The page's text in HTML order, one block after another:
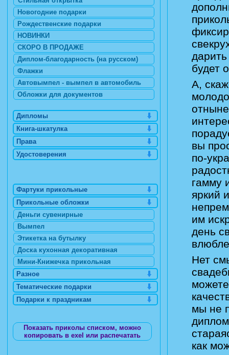
будет
А,
вы
по-
гамму
яркий
им
день
Нет
мы не
как
Новогодние подарки
Рождественские подарки
НОВИНКИ
СКОРО В ПРОДАЖЕ
Диплом-благодарность (на русском)
Флажки
Автовымпел - вымпел в автомобиль
Обложки для документов
Дипломы
Книга-шкатулка
Права
Удостоверения
Фартуки прикольные
Прикольные обложки
Деньги сувенирные
Вымпел
Этикетка на бутылку
Доска кухонная декоративная
Мини-Книжечка прикольная
Разное
Тематические подарки
Подарки к праздникам
Показать приколы списком, можно
копировать в exel или распечатать